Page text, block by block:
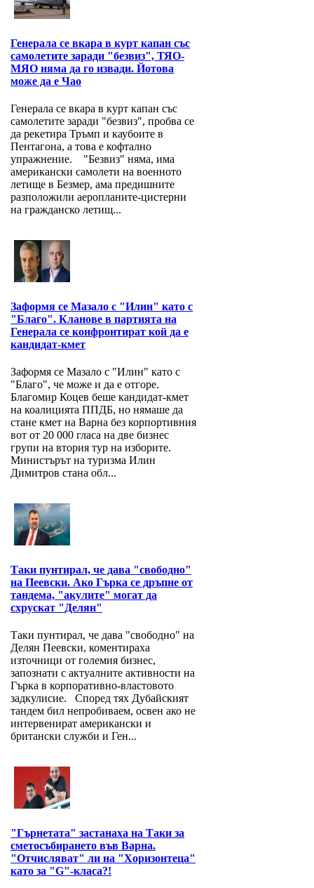
Генерала се вкара в курт капан със
самолетите заради "безвиз", ТЯО-
МЯО няма да го извади. Йотова
може да е Чао
Генерала се вкара в курт капан със
самолетите заради "безвиз", пробва се
да рекетира Тръмп и каубоите в
Пентагона, а това е кофтално
упражнение. "Безвиз" няма, има
американски самолети на военното
летище в Безмер, ама предишните
разположили аеропланите-цистерни
на гражданско летищ...
Заформя се Мазало с "Илин" като с
"Благо". Кланове в партията на
Генерала се конфронтират кой да е
кандидат-кмет
Заформя се Мазало с "Илин" като с
"Благо", че може и да е отгоре.
Благомир Коцев беше кандидат-кмет
на коалицията ППДБ, но нямаше да
стане кмет на Варна без корпортивния
вот от 20 000 гласа на две бизнес
групи на втория тур на изборите.
Министърът на туризма Илин
Димитров стана обл...
Таки пунтирал, че дава "свободно"
на Пеевски. Ако Гърка се дръпне от
тандема, "акулите" могат да
схрускат "Делян"
Таки пунтирал, че дава "свободно" на
Делян Пеевски, коментираха
източници от големия бизнес,
запознати с актуалните активности на
Гърка в корпоративно-властовото
задкулисие. Според тях Дубайският
тандем бил непробиваем, освен ако не
интервенират американски и
британски служби и Ген...
"Гърнетата" застанаха на Таки за
сметосъбирането във Варна.
"Отчисляват" ли на "Хоризонтеца"
като за "G"-класа?!